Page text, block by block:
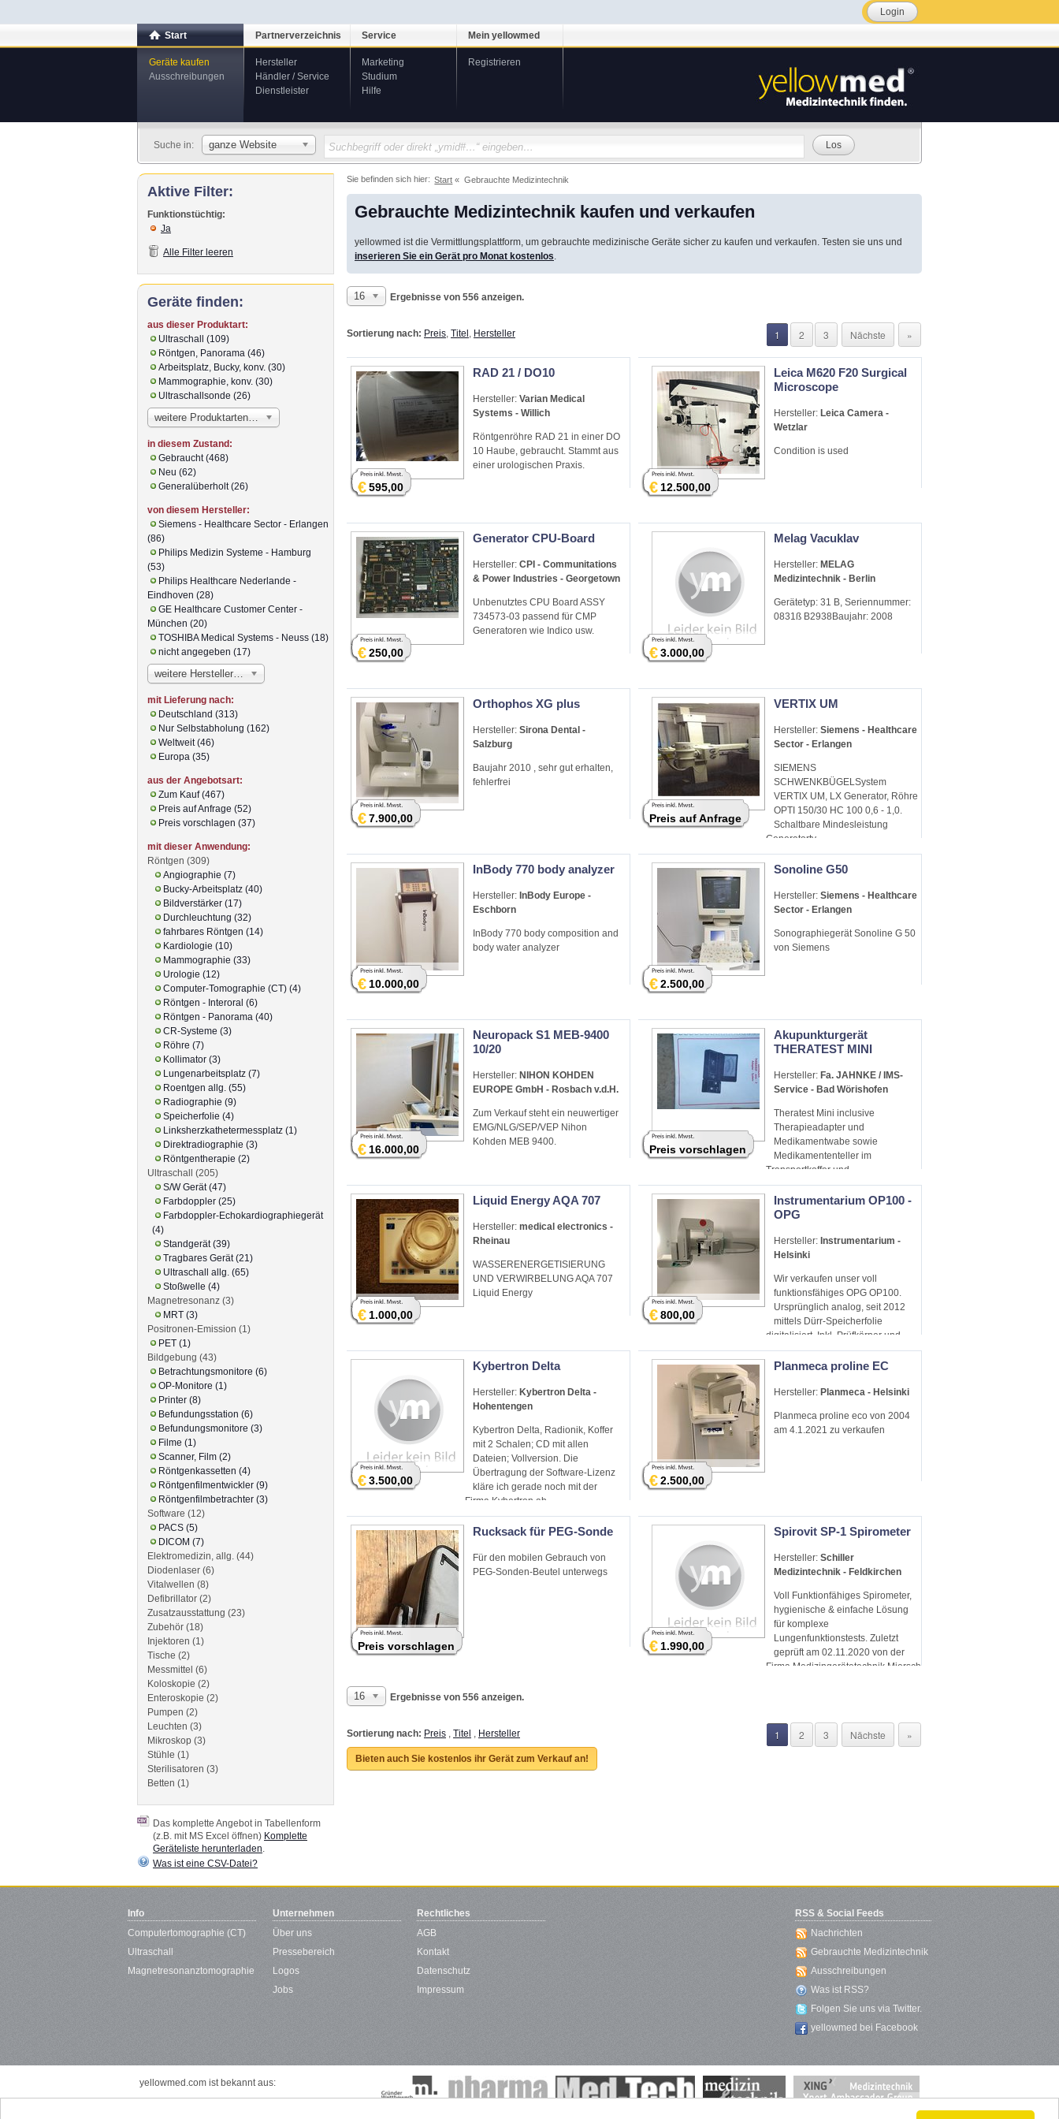
Login
Start
Geräte kaufen
Ausschreibungen
Partnerverzeichnis
Hersteller
Händler / Service
Dienstleister
Service
Marketing
Studium
Hilfe
Mein yellowmed
Registrieren
Suche in: ganze Website Los
Sie befinden sich hier: Start Gebrauchte Medizintechnik
Gebrauchte Medizintechnik kaufen und verkaufen
yellowmed ist die Vermittlungsplattform, um gebrauchte medizinische Geräte sicher zu kaufen und verkaufen. Testen sie uns und
inserieren Sie ein Gerät pro Monat kostenlos
16 Ergebnisse von 556 anzeigen.
Sortierung nach: Preis Titel Hersteller 1 2 3 Nächste »
RAD 21 / DO10
Hersteller: Varian Medical
Systems - Willich
Röntgenröhre RAD 21 in einer DO
10 Haube, gebraucht. Stammt aus
einer urologischen Praxis.
€595,00
Leica M620 F20 Surgical
Microscope
Hersteller: Leica Camera -
Wetzlar
Condition is used
€12.500,00
Generator CPU-Board
Hersteller: CPI - Communitations
& Power Industries - Georgetown
Unbenutztes CPU Board ASSY
734573-03 passend für CMP
Generatoren wie Indico usw.
€250,00
Melag Vacuklav
Hersteller: MELAG
Medizintechnik - Berlin
Gerätetyp: 31 B, Seriennummer:
0831ß B2938Baujahr: 2008
€3.000,00
Orthophos XG plus
Hersteller: Sirona Dental -
Salzburg
Baujahr 2010 , sehr gut erhalten,
fehlerfrei
€7.900,00
VERTIX UM
Hersteller: Siemens - Healthcare
Sector - Erlangen
SIEMENS
SCHWENKBÜGELSystem
VERTIX UM, LX Generator, Röhre
OPTI 150/30 HC 100 0,6 - 1,0.
Schaltbare Mindesleistung
Generatorty
Preis auf Anfrage
InBody 770 body analyzer
Hersteller: InBody Europe -
Eschborn
InBody 770 body composition and
body water analyzer
€10.000,00
Sonoline G50
Hersteller: Siemens - Healthcare
Sector - Erlangen
Sonographiegerät Sonoline G 50
von Siemens
€2.500,00
Neuropack S1 MEB-9400
10/20
Hersteller: NIHON KOHDEN
EUROPE GmbH - Rosbach v.d.H.
Zum Verkauf steht ein neuwertiger
EMG/NLG/SEP/VEP Nihon
Kohden MEB 9400.
€16.000,00
Akupunkturgerät
THERATEST MINI
Hersteller: Fa. JAHNKE / IMS-
Service - Bad Wörishofen
Theratest Mini inclusive
Therapieadapter und
Medikamentwabe sowie
Medikamententeller im
Transportkoffer und
Anleitung/Beschreibung. Zustand :
gebraucht , jedoch gut erhalten.
Neupreis bei 1500 € plus Zubehör
Preis vorschlagen
Liquid Energy AQA 707
Hersteller: medical electronics -
Rheinau
WASSERENERGETISIERUNG
UND VERWIRBELUNG AQA 707
Liquid Energy
€1.000,00
Instrumentarium OP100 -
OPG
Hersteller: Instrumentarium -
Helsinki
Wir verkaufen unser voll
funktionsfähiges OPG OP100.
Ursprünglich analog, seit 2012
mittels Dürr-Speicherfolie
digitalisiert. Inkl. Prüfkörper und
Unterlagen. TÜV laufend.
€800,00
Kybertron Delta
Hersteller: Kybertron Delta -
Hohentengen
Kybertron Delta, Radionik, Koffer
mit 2 Schalen; CD mit allen
Dateien; Vollversion. Die
Übertragung der Software-Lizenz
kläre ich gerade noch mit der
Firma Kybertron ab.
€3.500,00
Planmeca proline EC
Hersteller: Planmeca - Helsinki
Planmeca proline eco von 2004
am 4.1.2021 zu verkaufen
€2.500,00
Rucksack für PEG-Sonde
Für den mobilen Gebrauch von
PEG-Sonden-Beutel unterwegs
Preis vorschlagen
Spirovit SP-1 Spirometer
Hersteller: Schiller
Medizintechnik - Feldkirchen
Voll Funktionfähiges Spirometer,
hygienische & einfache Lösung
für komplexe
Lungenfunktionstests. Zuletzt
geprüft am 02.11.2020 von der
Firma Medizingerätetechnik Miersch
€1.990,00
16 Ergebnisse von 556 anzeigen.
Sortierung nach: Preis , Titel , Hersteller 1 2 3 Nächste »
Bieten auch Sie kostenlos ihr Gerät zum Verkauf an!
Aktive Filter:
Funktionstüchtig:
Ja
Alle Filter leeren
Geräte finden:
aus dieser Produktart:
Ultraschall (109)
Röntgen, Panorama (46)
Arbeitsplatz, Bucky, konv. (30)
Mammographie, konv. (30)
Ultraschallsonde (26)
weitere Produktarten…
in diesem Zustand:
Gebraucht (468)
Neu (62)
Generalüberholt (26)
von diesem Hersteller:
Siemens - Healthcare Sector - Erlangen
(86)
Philips Medizin Systeme - Hamburg
(53)
Philips Healthcare Nederlande -
Eindhoven (28)
GE Healthcare Customer Center -
München (20)
TOSHIBA Medical Systems - Neuss (18)
nicht angegeben (17)
weitere Hersteller…
mit Lieferung nach:
Deutschland (313)
Nur Selbstabholung (162)
Weltweit (46)
Europa (35)
aus der Angebotsart:
Zum Kauf (467)
Preis auf Anfrage (52)
Preis vorschlagen (37)
mit dieser Anwendung:
Röntgen (309)
Angiographie (7)
Bucky-Arbeitsplatz (40)
Bildverstärker (17)
Durchleuchtung (32)
fahrbares Röntgen (14)
Kardiologie (10)
Mammographie (33)
Urologie (12)
Computer-Tomographie (CT) (4)
Röntgen - Interoral (6)
Röntgen - Panorama (40)
CR-Systeme (3)
Röhre (7)
Kollimator (3)
Lungenarbeitsplatz (7)
Roentgen allg. (55)
Radiographie (9)
Speicherfolie (4)
Linksherzkathetermessplatz (1)
Direktradiographie (3)
Röntgentherapie (2)
Ultraschall (205)
S/W Gerät (47)
Farbdoppler (25)
Farbdoppler-Echokardiographiegerät
(4)
Standgerät (39)
Tragbares Gerät (21)
Ultraschall allg. (65)
Stoßwelle (4)
Magnetresonanz (3)
MRT (3)
Positronen-Emission (1)
PET (1)
Bildgebung (43)
Betrachtungsmonitore (6)
OP-Monitore (1)
Printer (8)
Befundungsstation (6)
Befundungsmonitore (3)
Filme (1)
Scanner, Film (2)
Röntgenkassetten (4)
Röntgenfilmentwickler (9)
Röntgenfilmbetrachter (3)
Software (12)
PACS (5)
DICOM (7)
Elektromedizin, allg. (44)
Diodenlaser (6)
Vitalwellen (8)
Defibrillator (2)
Zusatzausstattung (23)
Zubehör (18)
Injektoren (1)
Tische (2)
Messmittel (6)
Koloskopie (2)
Enteroskopie (2)
Pumpen (2)
Leuchten (3)
Mikroskop (3)
Stühle (1)
Sterilisatoren (3)
Betten (1)
Das komplette Angebot in Tabellenform
(z.B. mit MS Excel öffnen) Komplette
Geräteliste herunterladen
Was ist eine CSV-Datei?
Info
Computertomographie (CT)
Ultraschall
Magnetresonanztomographie
Unternehmen
Über uns
Pressebereich
Logos
Jobs
Rechtliches
AGB
Kontakt
Datenschutz
Impressum
RSS & Social Feeds
Nachrichten
Gebrauchte Medizintechnik
Ausschreibungen
Was ist RSS?
Folgen Sie uns via Twitter.
yellowmed bei Facebook
yellowmed.com ist bekannt aus: